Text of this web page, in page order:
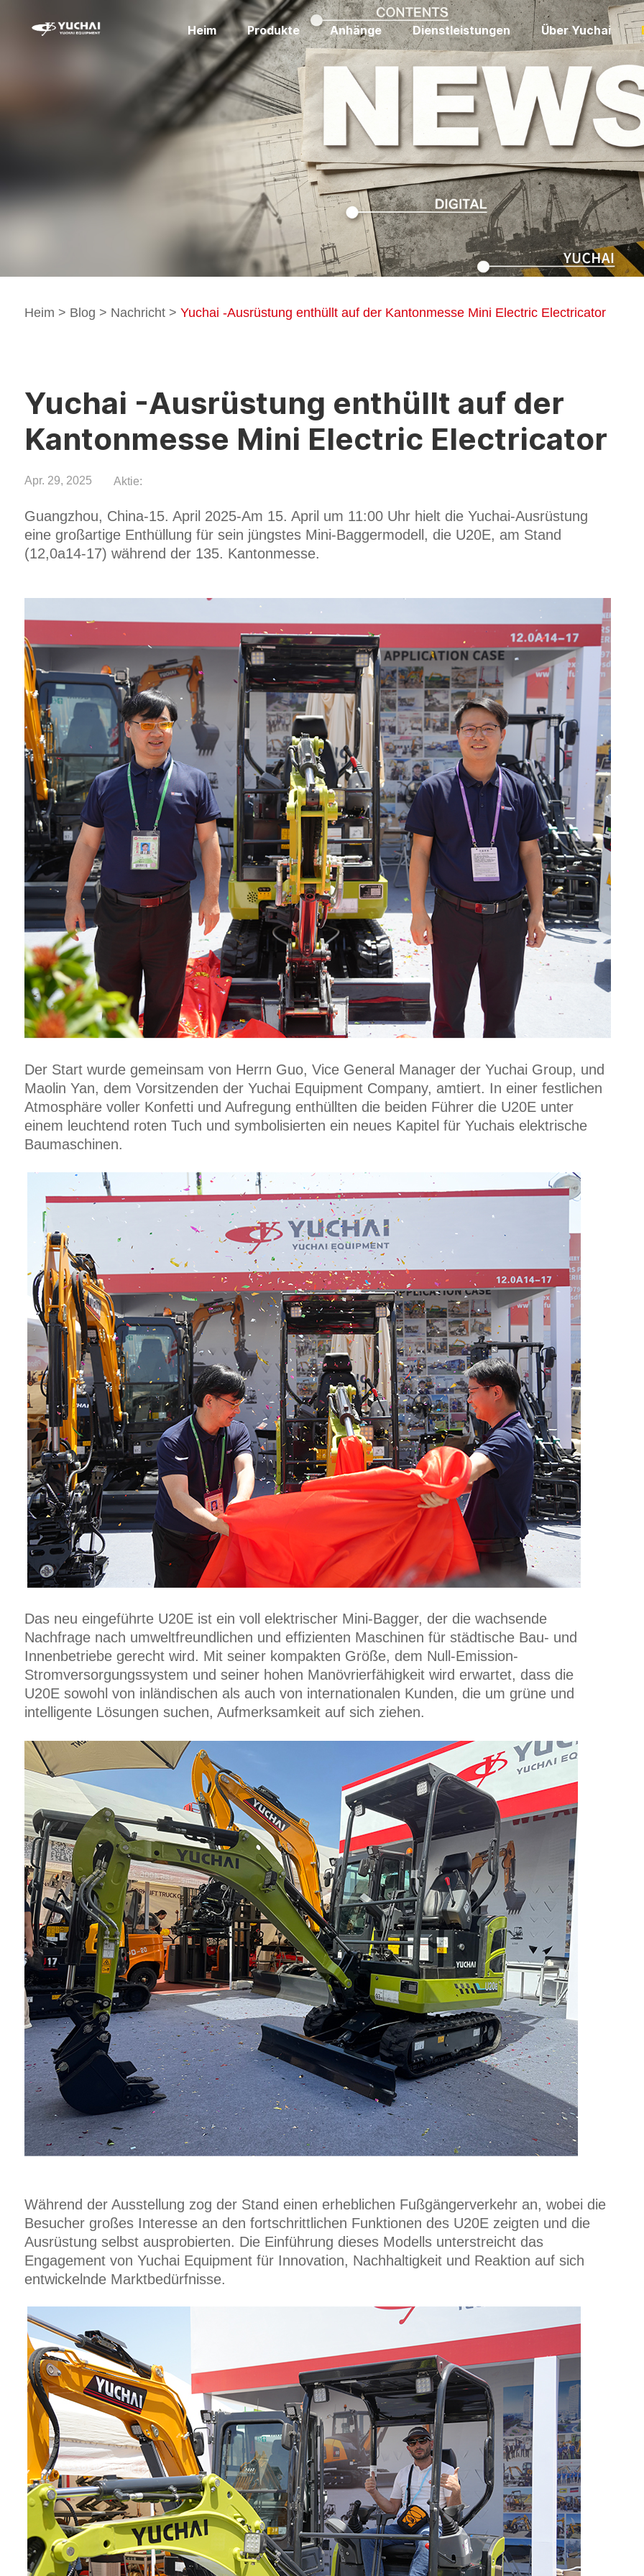
Heim Produkte Anhänge Dienstleistungen Über Yuchai
Heim > Blog > Nachricht> Yuchai -Ausrüstung enthüllt auf der Kantonmesse Mini Electric Electricator
Yuchai -Ausrüstung enthüllt auf der
Kantonmesse Mini Electric Electricator
Apr. 29, 2025 Aktie:
Guangzhou, China-15. April 2025-Am 15. April um 11:00 Uhr hielt die Yuchai-Ausrüstung
eine großartige Enthüllung für sein jüngstes Mini-Baggermodell, die U20E, am Stand
(12,0a14-17) während der 135. Kantonmesse.
Der Start wurde gemeinsam von Herrn Guo, Vice General Manager der Yuchai Group, und
Maolin Yan, dem Vorsitzenden der Yuchai Equipment Company, amtiert. In einer festlichen
Atmosphäre voller Konfetti und Aufregung enthüllten die beiden Führer die U20E unter
einem leuchtend roten Tuch und symbolisierten ein neues Kapitel für Yuchais elektrische
Baumaschinen.
Das neu eingeführte U20E ist ein voll elektrischer Mini-Bagger, der die wachsende
Nachfrage nach umweltfreundlichen und effizienten Maschinen für städtische Bau- und
Innenbetriebe gerecht wird. Mit seiner kompakten Größe, dem Null-Emission-
Stromversorgungssystem und seiner hohen Manövrierfähigkeit wird erwartet, dass die
U20E sowohl von inländischen als auch von internationalen Kunden, die um grüne und
intelligente Lösungen suchen, Aufmerksamkeit auf sich ziehen.
Während der Ausstellung zog der Stand einen erheblichen Fußgängerverkehr an, wobei die
Besucher großes Interesse an den fortschrittlichen Funktionen des U20E zeigten und die
Ausrüstung selbst ausprobierten. Die Einführung dieses Modells unterstreicht das
Engagement von Yuchai Equipment für Innovation, Nachhaltigkeit und Reaktion auf sich
entwickelnde Marktbedürfnisse.